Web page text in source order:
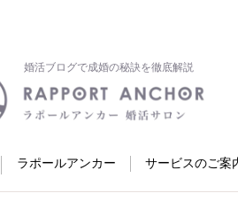
婚活ブログで成婚の秘訣を徹底解説
ラポールアンカー サービスのご案